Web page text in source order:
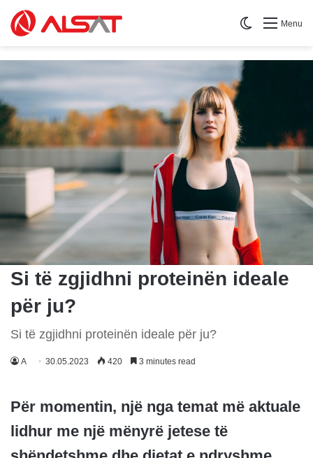
Menu
Switch skin
Si të zgjidhni proteinën ideale
për ju?
Si të zgjidhni proteinën ideale për ju?
A 30.05.2023 420 3 minutes read
Për momentin, një nga temat më aktuale
lidhur me një mënyrë jetese të